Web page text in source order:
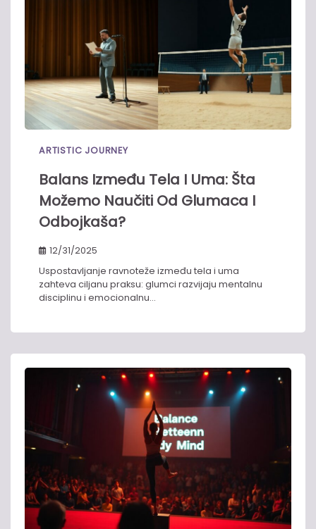
ARTISTIC JOURNEY
Balans Između Tela I Uma: Šta
Možemo Naučiti Od Glumaca I
Odbojkaša?
12/31/2025
Uspostavljanje ravnoteže između tela i uma
zahteva ciljanu praksu: glumci razvijaju mentalnu
disciplinu i emocionalnu…